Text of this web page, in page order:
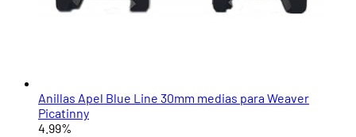
Anillas Apel Blue Line 30mm medias para Weaver
Picatinny
4.99%